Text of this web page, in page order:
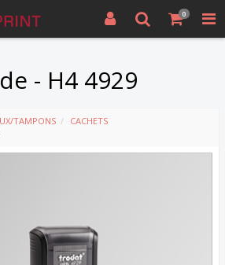
0
- H4 4929
TAMPONS
CACHETS